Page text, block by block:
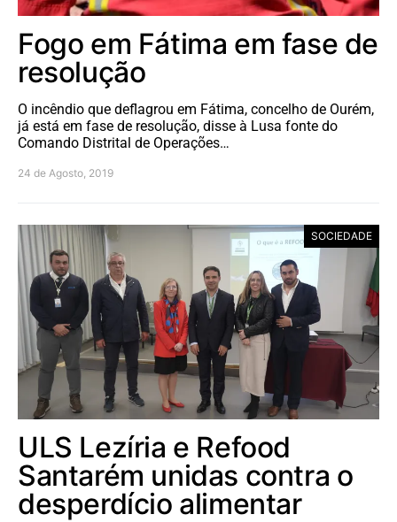
Fogo em Fátima em fase de
resolução
O incêndio que deflagrou em Fátima, concelho de Ourém,
já está em fase de resolução, disse à Lusa fonte do
Comando Distrital de Operações…
24 de Agosto, 2019
SOCIEDADE
ULS Lezíria e Refood
Santarém unidas contra o
desperdício alimentar